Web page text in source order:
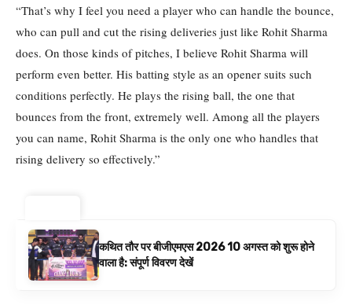
“That’s why I feel you need a player who can handle the bounce,
who can pull and cut the rising deliveries just like Rohit Sharma
does. On those kinds of pitches, I believe Rohit Sharma will
perform even better. His batting style as an opener suits such
conditions perfectly. He plays the rising ball, the one that
bounces from the front, extremely well. Among all the players
you can name, Rohit Sharma is the only one who handles that
rising delivery so effectively.”
कथित तौर पर बीजीएमएस 2026 10 अगस्त को शुरू होने
वाला है: संपूर्ण विवरण देखें